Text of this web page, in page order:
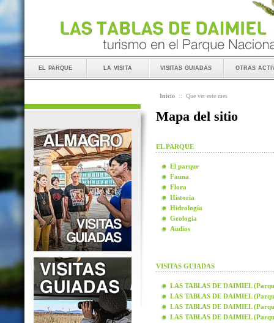
el parque la visita visitas guiadas otras
Inicio :: Que ver este mes
Mapa del sitio
EL PARQUE
El parque
Fauna
Flora
Historia
Hidrología
Geología
Audios
VISITAS GUIADAS
LAS TABLAS DE DAIMIEL
LAS TABLAS DE DAIMIEL
LAS TABLAS DE DAIMIEL
LAS TABLAS DE DAIMIEL